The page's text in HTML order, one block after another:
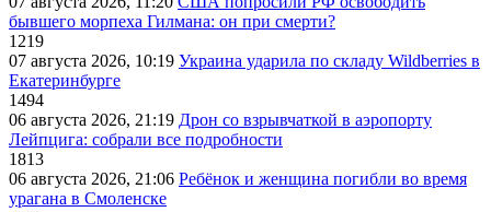
бывшего морпеха Гилмана: он при смерти?
1219
07 августа 2026, 10:19 Украина ударила по складу Wildberries в
Екатеринбурге
1494
06 августа 2026, 21:19 Дрон со взрывчаткой в аэропорту
Лейпцига: собрали все подробности
1813
06 августа 2026, 21:06 Ребёнок и женщина погибли во время
урагана в Смоленске